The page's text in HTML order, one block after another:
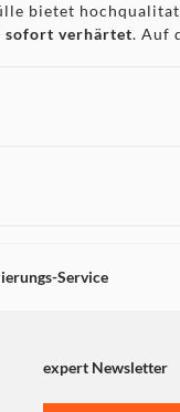
bietet
sofort verhärtet. Auf
Hülle fürstarke Stöße
Service
expert Newsletter